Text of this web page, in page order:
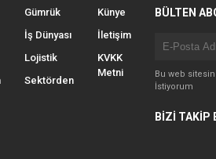
Gümrük
İş Dünyası
Lojistik
Sektörden
Künye
İletişim
KVKK
Metni
BÜLTEN
Bu web
İstiyorum
BİZİ TAKİP